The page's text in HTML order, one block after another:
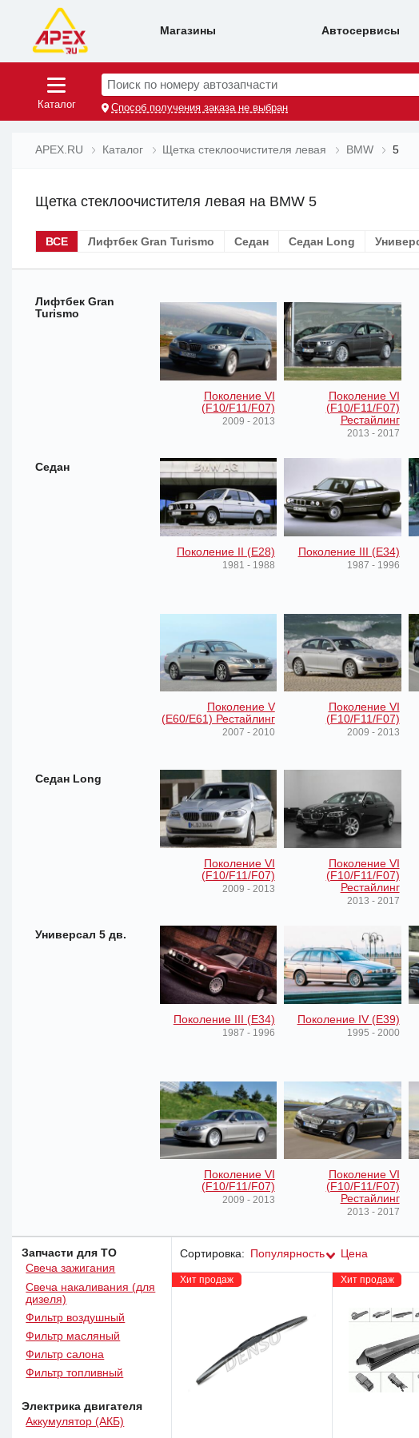
Магазины Автосервисы
Каталог
Поиск по номеру автозапчасти
Способ получения заказа не выбран
APEX.RU Каталог Щетка стеклоочистителя левая BMW 5
Щетка стеклоочистителя левая на BMW 5
ВСЕ Лифтбек Gran Turismo Седан Седан Long
Лифтбек Gran
Turismo
Поколение VI
(F10/F11/F07)
2009 - 2013
Поколение VI
(F10/F11/F07)
Рестайлинг
2013 - 2017
Седан
Поколение II (E28)
1981 - 1988
Поколение III (E34)
1987 - 1996
Поколение V
(E60/E61) Рестайлинг
2007 - 2010
Поколение VI
(F10/F11/F07)
2009 - 2013
Седан Long
Поколение VI
(F10/F11/F07)
2009 - 2013
Поколение VI
(F10/F11/F07)
Рестайлинг
2013 - 2017
Универсал 5 дв.
Поколение III (E34)
1987 - 1996
Поколение IV (E39)
1995 - 2000
Поколение VI
(F10/F11/F07)
2009 - 2013
Поколение VI
(F10/F11/F07)
Рестайлинг
2013 - 2017
Запчасти для ТО
Свеча зажигания
Свеча накаливания (для
дизеля)
Фильтр воздушный
Фильтр масляный
Фильтр салона
Фильтр топливный
Электрика двигателя
Аккумулятор (АКБ)
Сортировка: Популярность Цена
Хит продаж Хит продаж